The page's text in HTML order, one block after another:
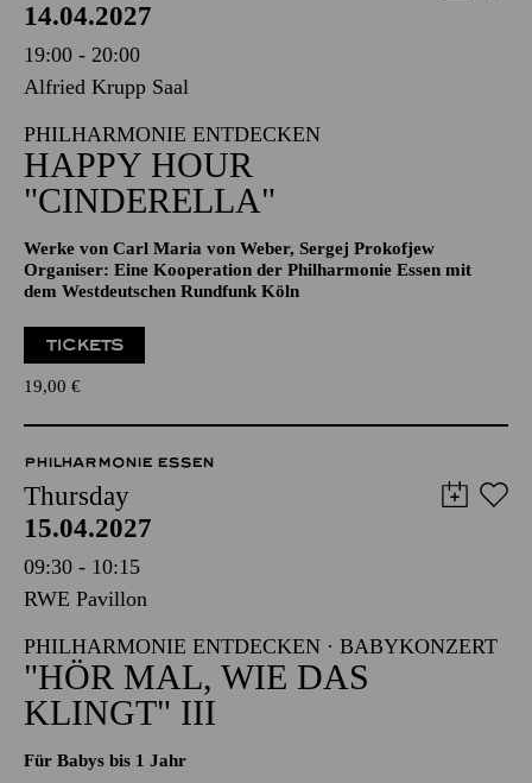
14.04.2027
19:00 - 20:00
Alfried Krupp Saal
PHILHARMONIE ENTDECKEN
HAPPY HOUR
"CINDERELLA"
Werke von Carl Maria von Weber, Sergej Prokofjew
Organiser: Eine Kooperation der Philharmonie Essen mit
dem Westdeutschen Rundfunk Köln
TICKETS
19,00 €
PHILHARMONIE ESSEN
Thursday
15.04.2027
09:30 - 10:15
RWE Pavillon
PHILHARMONIE ENTDECKEN · BABYKONZERT
"HÖR MAL, WIE DAS
KLINGT" III
Für Babys bis 1 Jahr